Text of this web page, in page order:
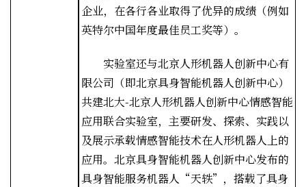
企业，在各行各业取得了优异的成绩（例如
英特尔中国年度最佳员工奖等）。
实验室还与北京人形机器人创新中心有
限公司（即北京具身智能机器人创新中心）
共建北大-北京人形机器人创新中心情感智能
应用联合实验室，主要研发、探索、实践以
及展示承载情感智能技术在人形机器人上的
应用。北京具身智能机器人创新中心发布的
具身智能服务机器人“天轶”，搭载了具身